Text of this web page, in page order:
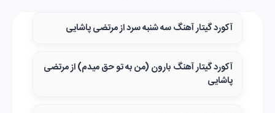
آکورد گیتار آهنگ سه ‌شنبه‌ سرد از مرتضی پاشایی
آکورد گیتار آهنگ بارون (من به تو حق میدم) از مرتضی
پاشایی